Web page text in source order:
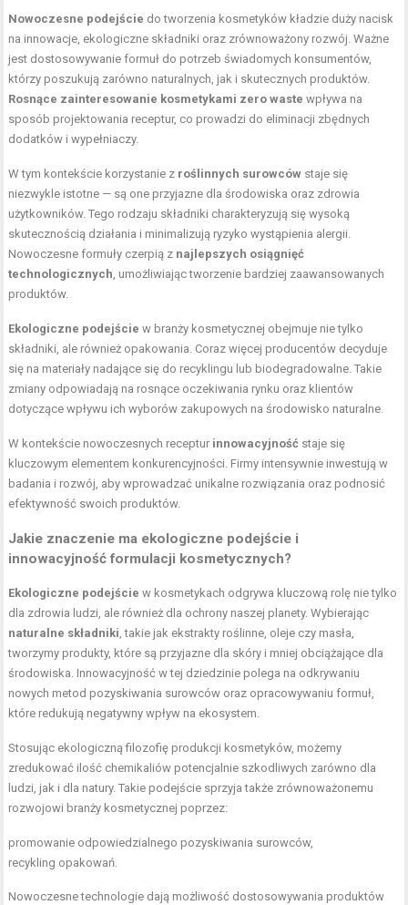
Nowoczesne podejście do tworzenia kosmetyków kładzie duży nacisk
na innowacje, ekologiczne składniki oraz zrównoważony rozwój. Ważne
jest dostosowywanie formuł do potrzeb świadomych konsumentów,
którzy poszukują zarówno naturalnych, jak i skutecznych produktów.
Rosnące zainteresowanie kosmetykami zero waste wpływa na
sposób projektowania receptur, co prowadzi do eliminacji zbędnych
dodatków i wypełniaczy.
W tym kontekście korzystanie z roślinnych surowców staje się
niezwykle istotne — są one przyjazne dla środowiska oraz zdrowia
użytkowników. Tego rodzaju składniki charakteryzują się wysoką
skutecznością działania i minimalizują ryzyko wystąpienia alergii.
Nowoczesne formuły czerpią z najlepszych osiągnięć
technologicznych, umożliwiając tworzenie bardziej zaawansowanych
produktów.
Ekologiczne podejście w branży kosmetycznej obejmuje nie tylko
składniki, ale również opakowania. Coraz więcej producentów decyduje
się na materiały nadające się do recyklingu lub biodegradowalne. Takie
zmiany odpowiadają na rosnące oczekiwania rynku oraz klientów
dotyczące wpływu ich wyborów zakupowych na środowisko naturalne.
W kontekście nowoczesnych receptur innowacyjność staje się
kluczowym elementem konkurencyjności. Firmy intensywnie inwestują w
badania i rozwój, aby wprowadzać unikalne rozwiązania oraz podnosić
efektywność swoich produktów.
Jakie znaczenie ma ekologiczne podejście i
innowacyjność formulacji kosmetycznych?
Ekologiczne podejście w kosmetykach odgrywa kluczową rolę nie tylko
dla zdrowia ludzi, ale również dla ochrony naszej planety. Wybierając
naturalne składniki, takie jak ekstrakty roślinne, oleje czy masła,
tworzymy produkty, które są przyjazne dla skóry i mniej obciążające dla
środowiska. Innowacyjność w tej dziedzinie polega na odkrywaniu
nowych metod pozyskiwania surowców oraz opracowywaniu formuł,
które redukują negatywny wpływ na ekosystem.
Stosując ekologiczną filozofię produkcji kosmetyków, możemy
zredukować ilość chemikaliów potencjalnie szkodliwych zarówno dla
ludzi, jak i dla natury. Takie podejście sprzyja także zrównoważonemu
rozwojowi branży kosmetycznej poprzez:
promowanie odpowiedzialnego pozyskiwania surowców,
recykling opakowań.
Nowoczesne technologie dają możliwość dostosowywania produktów